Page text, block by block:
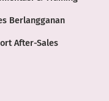
Berlangganan
After-Sales